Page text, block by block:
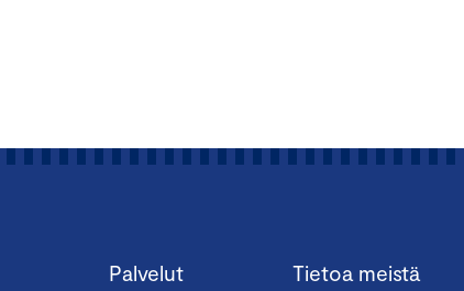
Palvelut Tietoa meistä